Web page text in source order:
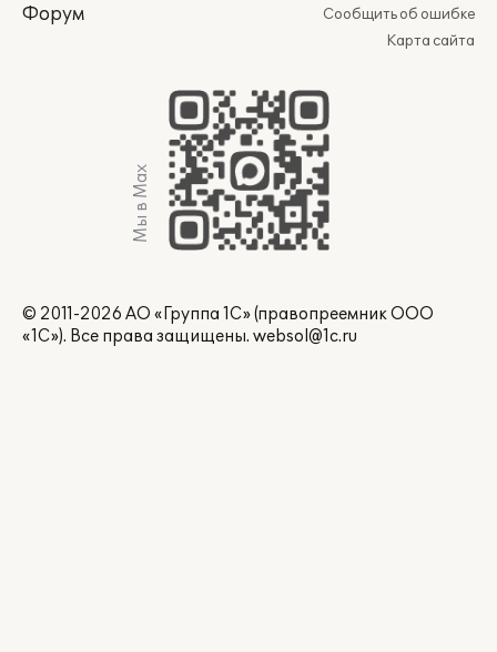
Форум
Сообщить об ошибке
Карта сайта
Мы в Max
© 2011-2026 АО «Группа 1С» (правопреемник ООО
«1С»). Все права защищены. websol@1c.ru